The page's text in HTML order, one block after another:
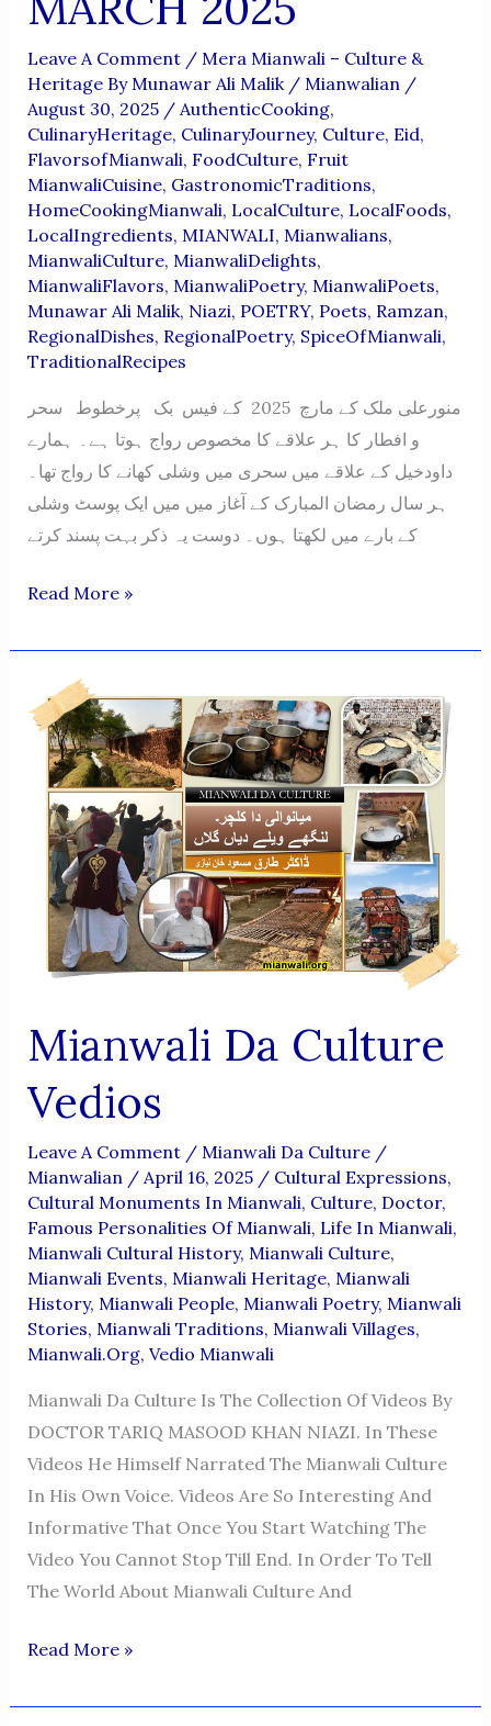
Leave A Comment / Mera Mianwali – Culture &
Heritage By Munawar Ali Malik/ Mianwalian /
August 30, 2025 / AuthenticCooking,
CulinaryHeritage, CulinaryJourney, Culture, Eid,
FlavorsofMianwali, FoodCulture, Fruit
MianwaliCuisine, GastronomicTraditions,
HomeCookingMianwali, LocalCulture, LocalFoods,
LocalIngredients, MIANWALI, Mianwalians,
MianwaliCulture, MianwaliDelights,
MianwaliFlavors, MianwaliPoetry, MianwaliPoets,
Munawar Ali Malik, Niazi, POETRY, Poets, Ramzan,
RegionalDishes, RegionalPoetry, SpiceOfMianwali,
TraditionalRecipes
منورعلی ملک کے مارچ 2025 کے فیس بک پرخطوط سحر
و افطار کا ہر علاقے کا مخصوص رواج ہوتا ہے۔ ہمارے
داودخیل کے علاقے میں سحری میں وشلی کھانے کا رواج تھا۔
ہر سال رمضان المبارک کے آغاز میں میں ایک پوسٹ وشلی
کے بارے میں لکھتا ہوں۔ دوست یہ ذکر بہت پسند کرتے
MERA
MARCH
2025
Read More »
Mianwali Da Culture
Vedios
Leave A Comment / Mianwali Da Culture/
Mianwalian / April 16, 2025 / Cultural Expressions,
Cultural Monuments In Mianwali, Culture, Doctor,
Famous Personalities Of Mianwali, Life In Mianwali,
Mianwali Cultural History, Mianwali Culture,
Mianwali Events, Mianwali Heritage, Mianwali
History, Mianwali People, Mianwali Poetry, Mianwali
Stories, Mianwali Traditions, Mianwali Villages,
Mianwali.org, Vedio Mianwali
Mianwali Da Culture Is The Collection Of Videos By
DOCTOR TARIQ MASOOD KHAN NIAZI. In These
Videos He Himself Narrated The Mianwali Culture
In His Own Voice. Videos Are So Interesting And
Informative That Once You Start Watching The
Video You Cannot Stop Till End. In Order To Tell
The World About Mianwali Culture And
Mianwali
Culture
Read More »